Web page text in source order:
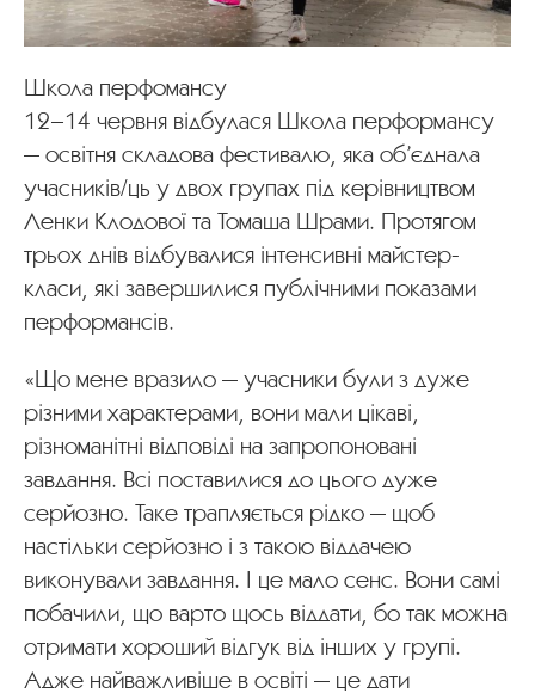
Школа перфомансу
12–14 червня відбулася Школа перформансу
— освітня складова фестивалю, яка об’єднала
учасників/ць у двох групах під керівництвом
Ленки Клодової та Томаша Шрами. Протягом
трьох днів відбувалися інтенсивні майстер-
класи, які завершилися публічними показами
перформансів.
«Що мене вразило — учасники були з дуже
різними характерами, вони мали цікаві,
різноманітні відповіді на запропоновані
завдання. Всі поставилися до цього дуже
серйозно. Таке трапляється рідко — щоб
настільки серйозно і з такою віддачею
виконували завдання. І це мало сенс. Вони самі
побачили, що варто щось віддати, бо так можна
отримати хороший відгук від інших у групі.
Адже найважливіше в освіті — це дати